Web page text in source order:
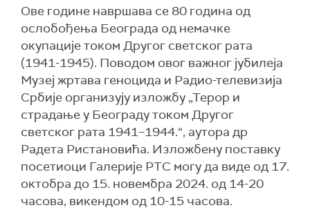
Ове године навршава се 80 година од
ослобођења Београда од немачке
окупације током Другог светског рата
(1941-1945). Поводом овог важног јубилеја
Музеј жртава геноцида и Радио-телевизија
Србије организују изложбу „Терор и
страдање у Београду током Другог
светског рата 1941–1944.“, аутора др
Радета Ристановића. Изложбену поставку
посетиоци Галерије РТС могу да виде од 17.
октобра до 15. новембра 2024. од 14-20
часова, викендом од 10-15 часова.